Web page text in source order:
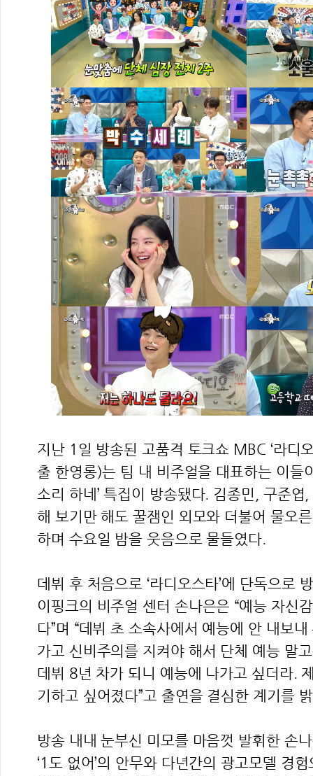
지난 1일 방송된 고품격 토크쇼 MBC ‘라디
출 한영롱)는 팀 내 비주얼을 대표하는 이들
소리 하네’ 특집이 방송됐다. 김종민, 구준
해 보기만 해도 꿀잼인 외모와 더불어 물오
하며 수요일 밤을 웃음으로 물들였다.
데뷔 후 처음으로 ‘라디오스타’에 단독으로
이핑크의 비주얼 센터 손나은은 “예능 자신
다”며 “데뷔 초 소속사에서 예능에 안 내보
가고 신비주의를 지켜야 해서 단체 예능 말
데뷔 8년 차가 되니 예능에 나가고 싶더라.
기하고 싶어졌다”고 출연을 결심한 계기를
방송 내내 눈부신 미모를 마음껏 발휘한 손
‘1도 없어’의 안무와 다년간의 광고모델 경